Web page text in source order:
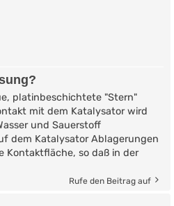
platinbeschichtete "Stern"
mit dem Katalysator wird
und Sauerstoff
dem Katalysator Ablagerungen
Kontaktfläche, so daß in der
Rufe den Beitrag auf